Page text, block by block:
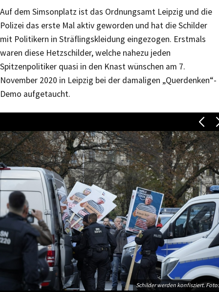
Auf dem Simsonplatz ist das Ordnungsamt Leipzig und die
Polizei das erste Mal aktiv geworden und hat die Schilder
mit Politikern in Sträflingskleidung eingezogen. Erstmals
waren diese Hetzschilder, welche nahezu jeden
Spitzenpolitiker quasi in den Knast wünschen am 7.
November 2020 in Leipzig bei der damaligen „Querdenken“-
Demo aufgetaucht.
Schilder werden konfisziert.